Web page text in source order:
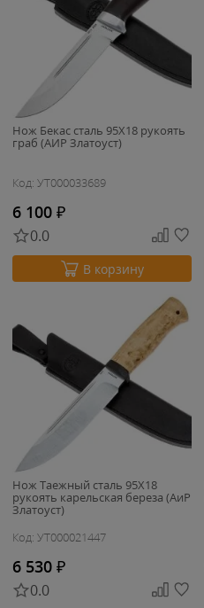
Нож Бекас сталь 95Х18 рукоять
граб (АИР Златоуст)
Код: УТ000033689
6 100 ₽
0.0
В корзину
Нож Таежный сталь 95Х18
рукоять карельская береза (АиР
Златоуст)
Код: УТ000021447
6 530 ₽
0.0